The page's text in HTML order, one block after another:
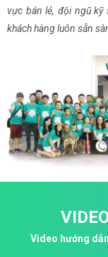
vực bán lẻ, đội ngũ kỹ
khách hàng luôn sẵn
Video hướng